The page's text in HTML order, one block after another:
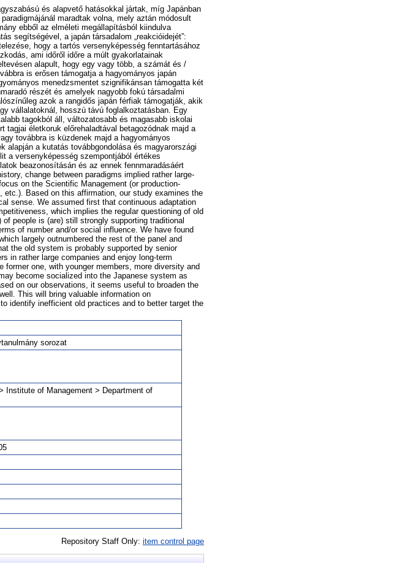
és alapvető hatásokkal jártak, míg Japánban
maradtak volna, mely aztán módosult
ebből az elméleti megállapításból kiindulva
segítségével, a japán társadalom „reakcióidejét”:
hogy a tartós versenyképesség fenntartásához
ami időről időre a múlt gyakorlatainak
alapult, hogy egy vagy több, a számát és /
is erősen támogatja a hagyományos japán
menedzsmentet szignifikánsan támogatta két
részét és amelyek nagyobb fokú társadalmi
azok a rangidős japán férfiak támogatják, akik
vállalatoknál, hosszú távú foglalkoztatásban. Egy
tagokból áll, változatosabb és magasabb iskolai
életkoruk előrehaladtával betagozódnak majd a
továbbra is küzdenek majd a hagyományos
alapján a kutatás továbbgondolása és magyarországi
a versenyképesség szempontjából értékes
beazonosításán és az ennek fennmaradásáért
change between paradigms implied rather large-
on the Scientific Management (or production-
etc.). Based on this affirmation, our study examines the
sense. We assumed first that continuous adaptation
which implies the regular questioning of old
people is (are) still strongly supporting traditional
of number and/or social influence. We have found
largely outnumbered the rest of the panel and
the old system is probably supported by senior
in rather large companies and enjoy long-term
one, with younger members, more diversity and
become socialized into the Japanese system as
on our observations, it seems useful to broaden the
This will bring valuable information on
identify inefficient old practices and to better target the
sorozat
Institute of Management > Department of
Repository Staff Only: item control page